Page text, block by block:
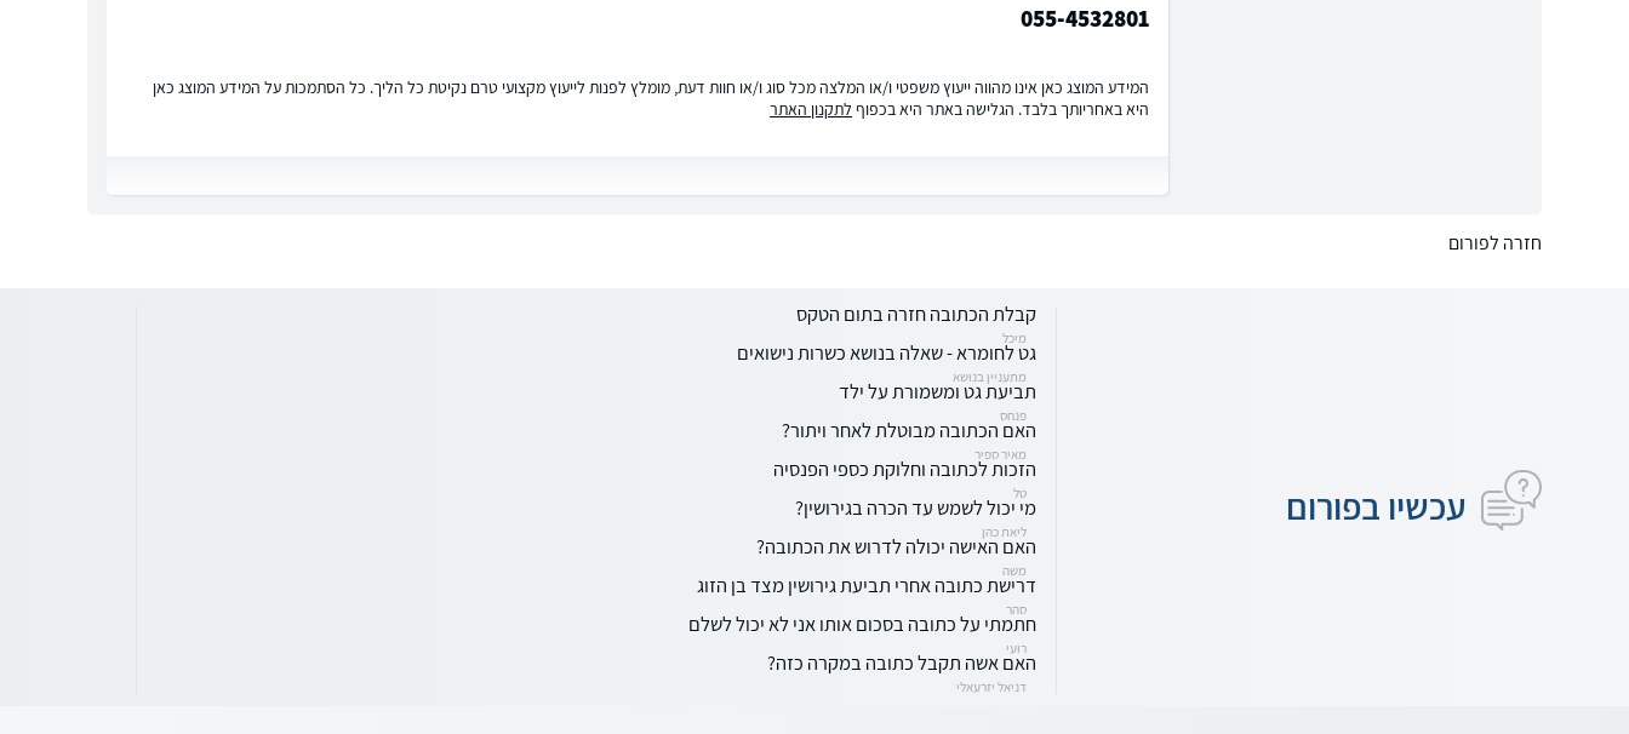
055-4532801
המידע המוצג כאן אינו מהווה ייעוץ משפטי ו/או המלצה מכל סוג ו/או חוות דעת, מומלץ לפנות לייעוץ מקצועי טרם נקיטת כל הליך. כל הסתמכות על המידע המוצג כאן
היא באחריותך בלבד. הגלישה באתר היא בכפוף לתקנון האתר
חזרה לפורום
עכשיו בפורום
קבלת הכתובה חזרה בתום הטקס
מיכל
גט לחומרא - שאלה בנושא כשרות נישואים
מתעניין בנושא
תביעת גט ומשמורת על ילד
פנחס
האם הכתובה מבוטלת לאחר ויתור?
מאיר ספיר
הזכות לכתובה וחלוקת כספי הפנסיה
טל
מי יכול לשמש עד הכרה בגירושין?
ליאת כהן
האם האישה יכולה לדרוש את הכתובה?
משה
דרישת כתובה אחרי תביעת גירושין מצד בן הזוג
סהר
חתמתי על כתובה בסכום אותו אני לא יכול לשלם
רועי
האם אשה תקבל כתובה במקרה כזה?
דניאל יזרעאלי